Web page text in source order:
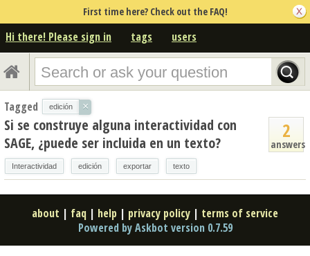
First time here? Check out the FAQ!
Hi there! Please sign in tags users
Tagged edición ×
2
answers
Si se construye alguna interactividad con
SAGE, ¿puede ser incluida en un texto?
Interactividad edición exportar texto
about | faq | help | privacy policy | terms of service
Powered by Askbot version 0.7.59